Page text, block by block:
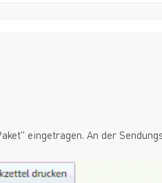
eingetragen. An der